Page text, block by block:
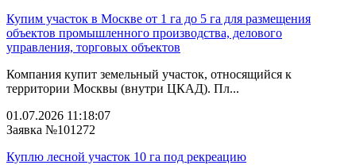
Купим участок в Москве от 1 га до 5 га для размещения
объектов промышленного производства, делового
управления, торговых объектов
Компания купит земельный участок, относящийся к
территории Москвы (внутри ЦКАД). Пл...
01.07.2026 11:18:07
Заявка №101272
Куплю лесной участок 10 га под рекреацию